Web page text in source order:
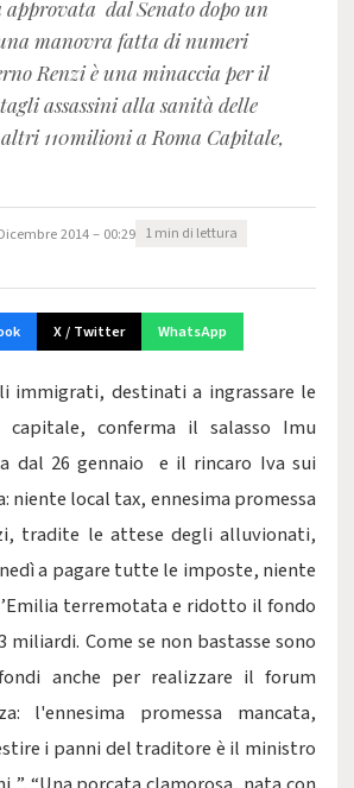
dal Senato dopo un
manovra fatta di numeri
Renzi è una minaccia per il
assassini alla sanità delle
110milioni a Roma Capitale,
2014 – 00:29 1 min di lettura
X / Twitter WhatsApp
immigrati, destinati a ingrassare le
capitale, conferma il salasso Imu
dal 26 gennaio e il rincaro Iva sui
niente local tax, ennesima promessa
tradite le attese degli alluvionati,
a pagare tutte le imposte, niente
terremotata e ridotto il fondo
miliardi. Come se non bastasse sono
anche per realizzare il forum
l'ennesima promessa mancata,
i panni del traditore è il ministro